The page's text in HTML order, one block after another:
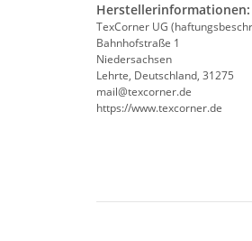
Herstellerinformationen:
TexCorner UG
Bahnhofstraße 1
Niedersachsen
Lehrte, Deutschland, 31275
mail@texcorner.de
https://www.texcorner.de